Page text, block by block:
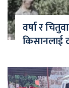
वर्षा र
किसानलाई